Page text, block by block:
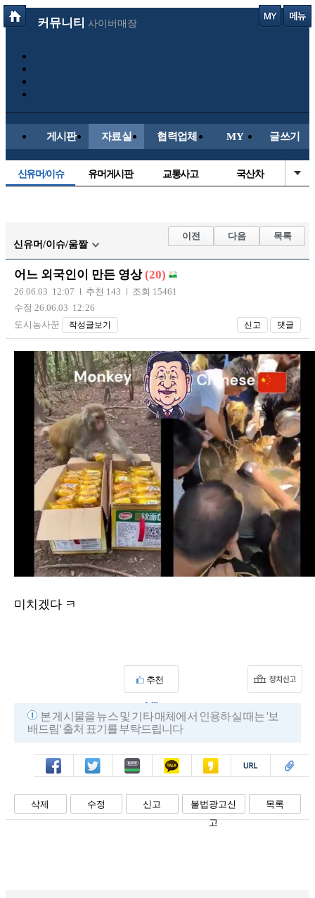
커뮤니티 사이버매장
게시판 자료실 협력업체 MY 글쓰기
신유머/이슈 유머게시판 교통사고 국산차
자유사진 군사/무기
트럭/버스 항공/해운/철도
장착시공사진
신유머/이슈/움짤
이전 다음 목록
어느 외국인이 만든 영상 (20)
26.06.03 12:07 추천 143
조회 15461
수정 26.06.03 12:26
도시농사꾼
작성글보기 신고 댓글
미치겠다 ㅋ
추천
143
본 게시물을 뉴스 및 기타 매체에서 인용하실 때는 '보
배드림' 출처 표기를 부탁드립니다
페북 트윗 밴드 카톡 카스 복사 스크랩
삭제 수정 신고
불법광고신
고
목록